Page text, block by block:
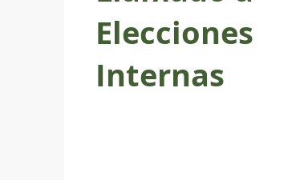
Elecciones
Internas